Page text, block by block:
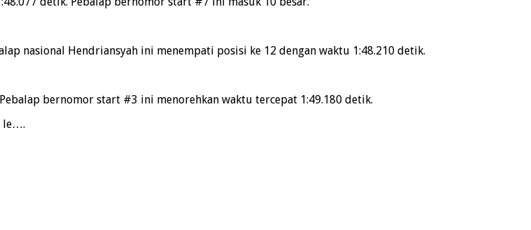
nasional Hendriansyah ini menempati posisi ke 12 dengan waktu 1:48.210 detik.
bernomor start #3 ini menorehkan waktu tercepat 1:49.180 detik.
le….